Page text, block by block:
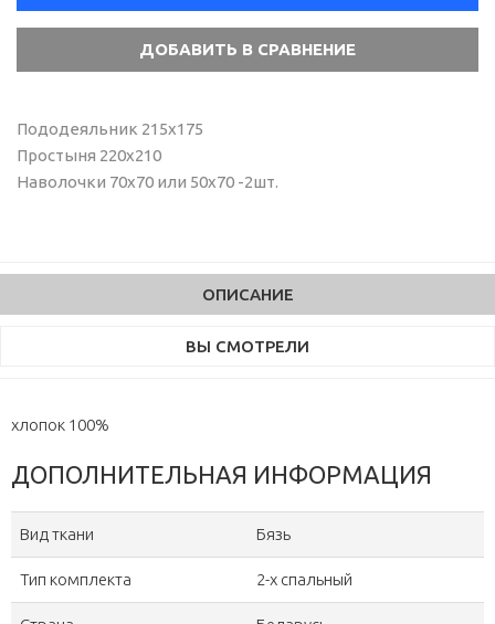
Пододеяльник 215х175
Простыня 220х210
Наволочки 70х70 или 50х70 -2шт.
ОПИСАНИЕ
ВЫ СМОТРЕЛИ
хлопок 100%
ДОПОЛНИТЕЛЬНАЯ ИНФОРМАЦИЯ
Вид ткани Бязь
Тип комплекта 2-х спальный